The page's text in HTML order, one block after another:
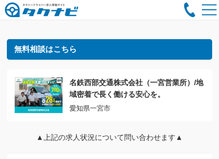
無料相談はこちら
名鉄西部交通株式会社（一宮営業所）/地
域密着で長く働ける安心を。
愛知県一宮市
▲上記の求人状況について問い合わせます▲